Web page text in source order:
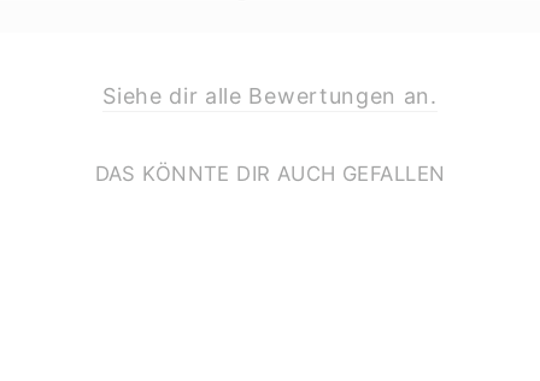
Siehe dir alle Bewertungen an.
DAS KÖNNTE DIR AUCH GEFALLEN